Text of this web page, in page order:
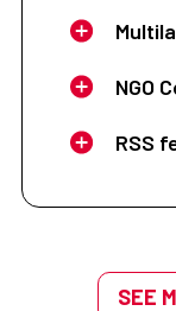
NGO
RSS
SEE